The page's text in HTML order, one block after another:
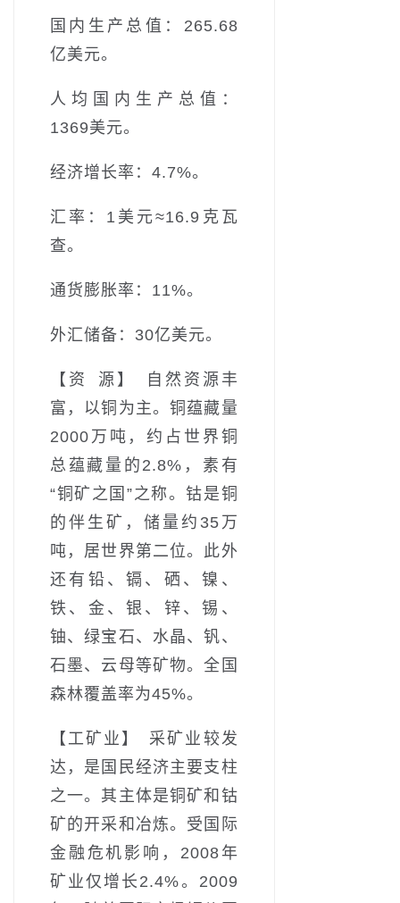
国内生产总值：265.68
亿美元。
人均国内生产总值：
1369美元。
经济增长率：4.7%。
汇率：1美元≈16.9克瓦
查。
通货膨胀率：11%。
外汇储备：30亿美元。
【资 源】 自然资源丰
富，以铜为主。铜蕴藏量
2000万吨，约占世界铜
总蕴藏量的2.8%，素有
“铜矿之国”之称。钴是铜
的伴生矿，储量约35万
吨，居世界第二位。此外
还有铅、镉、硒、镍、
铁、金、银、锌、锡、
铀、绿宝石、水晶、钒、
石墨、云母等矿物。全国
森林覆盖率为45%。
【工矿业】 采矿业较发
达，是国民经济主要支柱
之一。其主体是铜矿和钴
矿的开采和冶炼。受国际
金融危机影响，2008年
矿业仅增长2.4%。2009